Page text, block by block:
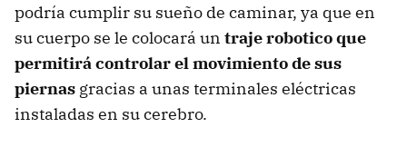
podría cumplir su sueño de caminar, ya que en
su cuerpo se le colocará un traje robotico que
permitirá controlar el movimiento de sus
piernas gracias a unas terminales eléctricas
instaladas en su cerebro.